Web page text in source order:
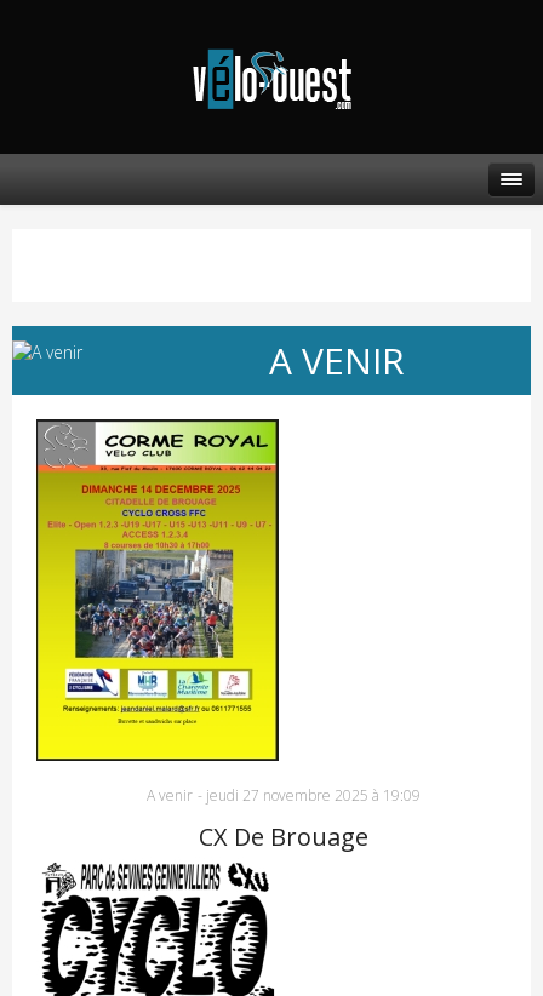
A VENIR
A venir - jeudi 27 novembre 2025 à 19:09
CX De Brouage